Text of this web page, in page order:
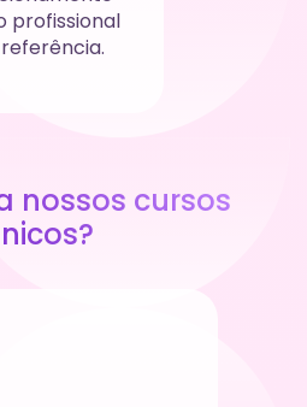
profissional
nossos cursos